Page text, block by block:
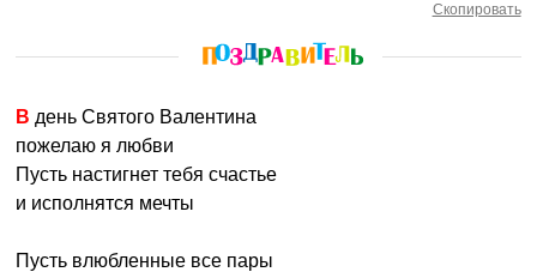
Скопировать
В день Святого Валентина
пожелаю я любви
Пусть настигнет тебя счастье
и исполнятся мечты
Пусть влюбленные все пары